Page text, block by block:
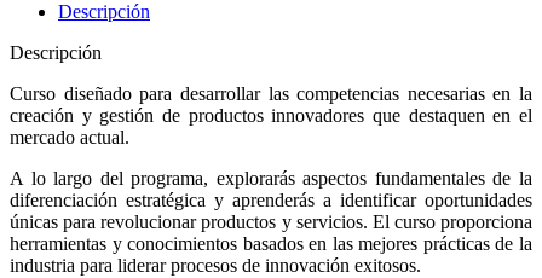
Descripción
Descripción
Curso diseñado para desarrollar las competencias necesarias en la
creación y gestión de productos innovadores que destaquen en el
mercado actual.
A lo largo del programa, explorarás aspectos fundamentales de la
diferenciación estratégica y aprenderás a identificar oportunidades
únicas para revolucionar productos y servicios. El curso proporciona
herramientas y conocimientos basados en las mejores prácticas de la
industria para liderar procesos de innovación exitosos.